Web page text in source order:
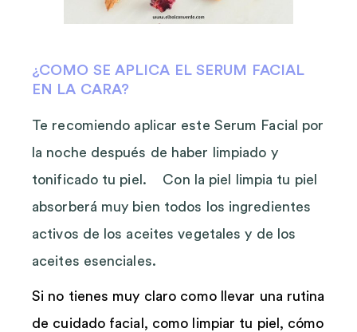
¿COMO SE APLICA EL SERUM FACIAL
EN LA CARA?
Te recomiendo aplicar este Serum Facial por
la noche después de haber limpiado y
tonificado tu piel. Con la piel limpia tu piel
absorberá muy bien todos los ingredientes
activos de los aceites vegetales y de los
aceites esenciales.
Si no tienes muy claro como llevar una rutina
de cuidado facial, como limpiar tu piel, cómo